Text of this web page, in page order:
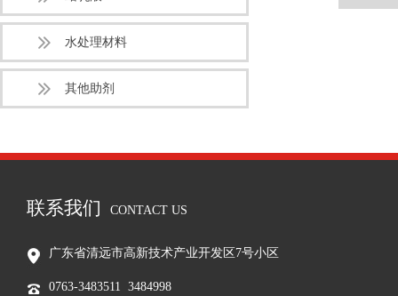
水处理材料
其他助剂
联系我们 CONTACT US
广东省清远市高新技术产业开发区7号小区
0763-3483511 3484998